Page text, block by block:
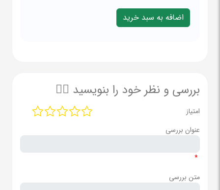
بررسی و نظر خود را بنویسید ✍🏻
امتیاز
عنوان بررسی
*
متن بررسی